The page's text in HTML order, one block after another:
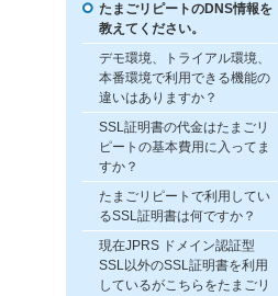
たまごリピートのDNS情報を
教えてください。
デモ環境、トライアル環境、
本番環境で利用できる機能の
違いはありますか？
SSL証明書の代金はたまごリ
ピートの基本費用に入ってま
すか？
たまごリピートで利用してい
るSSL証明書は何ですか？
現在JPRS ドメイン認証型
SSL以外のSSL証明書を利用
しているがこちらをたまごリ